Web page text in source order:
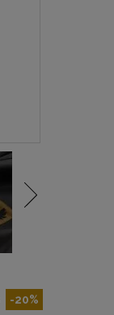
-20%